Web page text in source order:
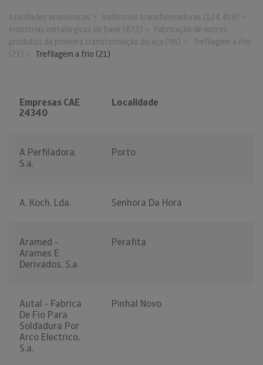
Atividades económicas
Indústrias transformadoras (124.416)
Indústrias metalúrgicas de base (872)
Fabricação de outros
produtos da primeira transformação do aço (96)
Trefilagem a frio
(21)
Trefilagem a frio (21)
Empresas CAE
24340
Localidade
A Perfiladora,
S.a.
Porto
A. Koch, Lda. Senhora Da Hora
Aramed -
Arames E
Derivados, S.a
Perafita
Autal - Fabrica
De Fio Para
Soldadura Por
Arco Electrico,
S.a.
Pinhal Novo